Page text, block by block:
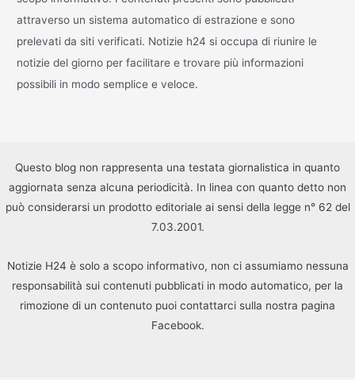
attraverso un sistema automatico di estrazione e sono
prelevati da siti verificati. Notizie h24 si occupa di riunire le
notizie del giorno per facilitare e trovare più informazioni
possibili in modo semplice e veloce.
Questo blog non rappresenta una testata giornalistica in quanto
aggiornata senza alcuna periodicità. In linea con quanto detto non
può considerarsi un prodotto editoriale ai sensi della legge n° 62 del
7.03.2001.
Notizie H24 è solo a scopo informativo, non ci assumiamo nessuna
responsabilità sui contenuti pubblicati in modo automatico, per la
rimozione di un contenuto puoi contattarci sulla nostra pagina
Facebook.